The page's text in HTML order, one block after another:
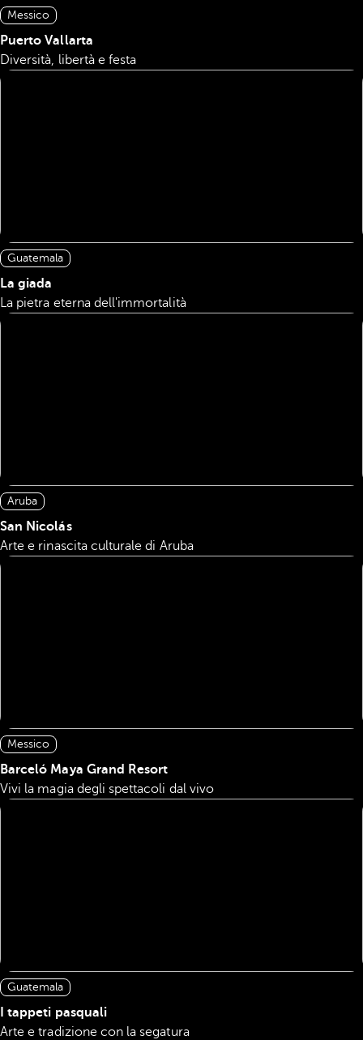
Messico
Puerto Vallarta
Diversità, libertà e festa
Guatemala
La giada
La pietra eterna dell'immortalità
Aruba
San Nicolás
Arte e rinascita culturale di Aruba
Messico
Barceló Maya Grand Resort
Vivi la magia degli spettacoli dal vivo
Guatemala
I tappeti pasquali
Arte e tradizione con la segatura